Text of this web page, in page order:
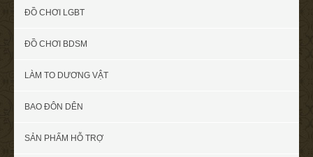
ĐỒ CHƠI LGBT
ĐỒ CHƠI BDSM
LÀM TO DƯƠNG VẬT
BAO ĐÔN DÊN
SẢN PHẨM HỖ TRỢ